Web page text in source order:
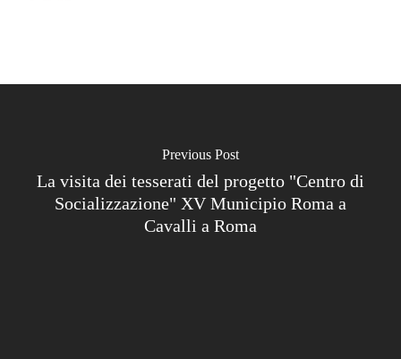
Previous Post
La visita dei tesserati del progetto "Centro di
Socializzazione" XV Municipio Roma a
Cavalli a Roma